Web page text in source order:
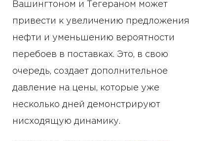
Вашингтоном и Тегераном может
привести к увеличению предложения
нефти и уменьшению вероятности
перебоев в поставках. Это, в свою
очередь, создает дополнительное
давление на цены, которые уже
несколько дней демонстрируют
нисходящую динамику.